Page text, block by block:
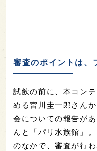
審査のポイントは、
試飲の前に、本コン
める宮川圭一郎さん
会についての報告が
んと「パリ水族館」
のなかで、審査が行わ